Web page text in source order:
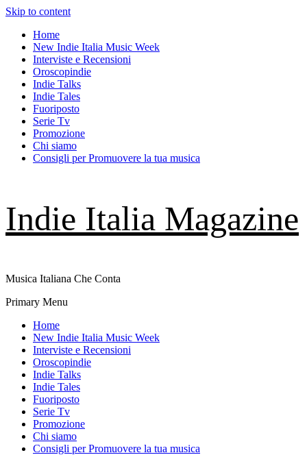
Skip to content
Home
New Indie Italia Music Week
Interviste e Recensioni
Oroscopindie
Indie Talks
Indie Tales
Fuoriposto
Serie Tv
Promozione
Chi siamo
Consigli per Promuovere la tua musica
Indie Italia Magazine
Musica Italiana Che Conta
Primary Menu
Home
New Indie Italia Music Week
Interviste e Recensioni
Oroscopindie
Indie Talks
Indie Tales
Fuoriposto
Serie Tv
Promozione
Chi siamo
Consigli per Promuovere la tua musica